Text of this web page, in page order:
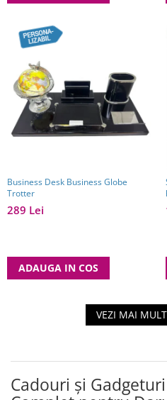
Business Desk Business Globe
Trotter
289 Lei
ADAUGA IN COS
VEZI MAI
Cadouri și